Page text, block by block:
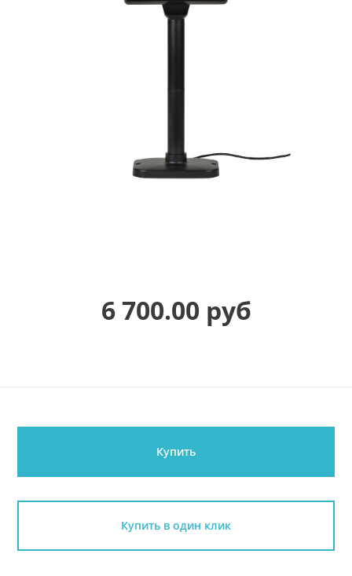
6 700.00 руб
Купить
Купить в один клик